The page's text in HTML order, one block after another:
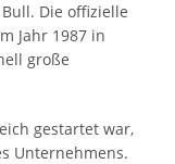
Die offizielle
Jahr 1987 in
große
gestartet war,
Unternehmens.